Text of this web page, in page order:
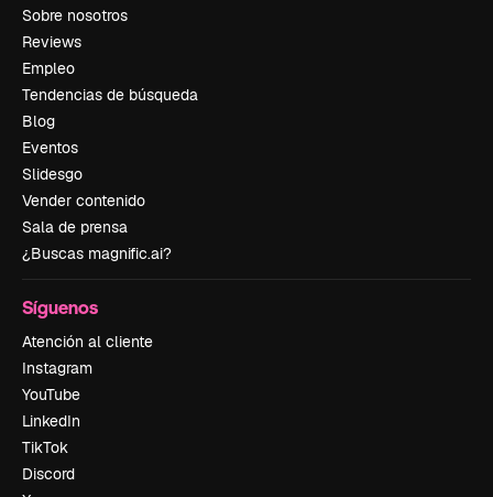
Sobre nosotros
Reviews
Empleo
Tendencias de búsqueda
Blog
Eventos
Slidesgo
Vender contenido
Sala de prensa
¿Buscas magnific.ai?
Síguenos
Atención al cliente
Instagram
YouTube
LinkedIn
TikTok
Discord